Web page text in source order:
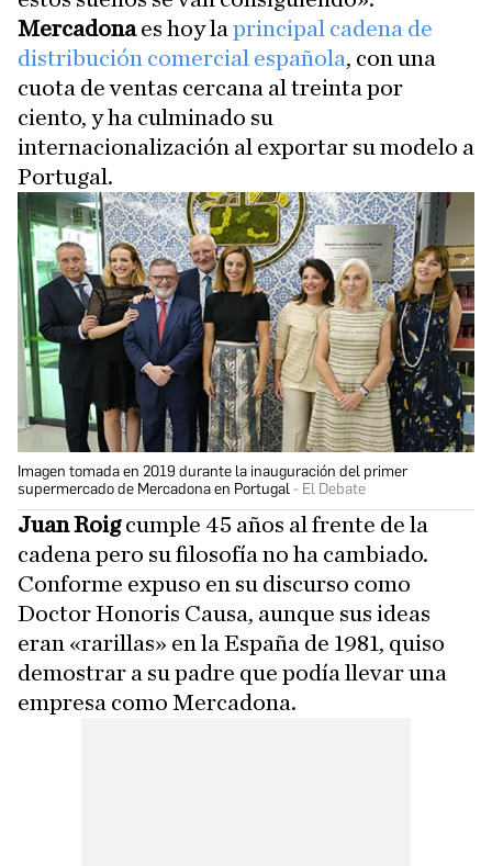
Mercadonaes hoy la principal cadena de
distribución comercial española, con una
cuota de ventas cercana al treinta por
ciento, y ha culminado su
internacionalización al exportar su modelo a
Portugal.
Imagen tomada en 2019 durante la inauguración del primer
supermercado de Mercadona en Portugal
El Debate
Juan Roigcumple 45 años al frente de la
cadena pero su filosofía no ha cambiado.
Conforme expuso en su discurso como
Doctor Honoris Causa, aunque sus ideas
eran «rarillas» en la España de 1981, quiso
demostrar a su padre que podía llevar una
empresa como Mercadona.